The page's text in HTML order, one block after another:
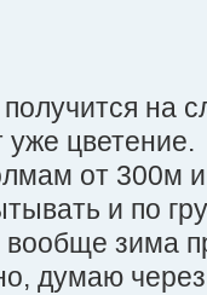
на
уже цветение.
от 300м
и по
вообще зима
думаю